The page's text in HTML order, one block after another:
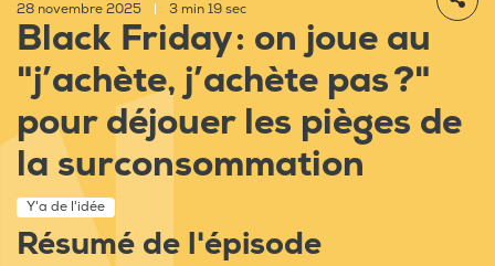
28 novembre 2025 3 min 19 sec
Black Friday : on joue au
"j’achète, j’achète pas ?"
pour déjouer les pièges de
la surconsommation
Y'a de l'idée
Résumé de l'épisode